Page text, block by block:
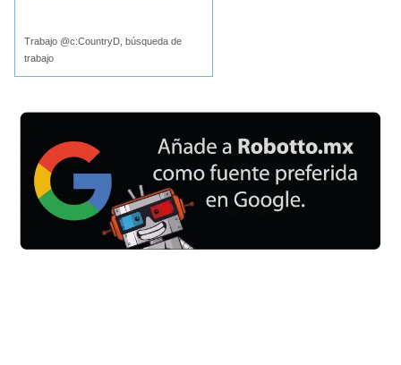
Trabajo @c:CountryD, búsqueda de
trabajo